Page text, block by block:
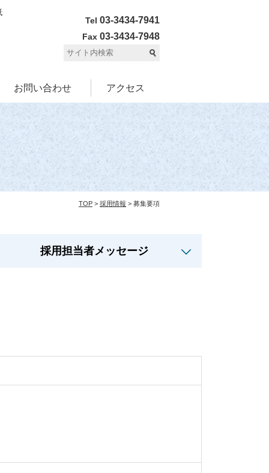
Tel 03-3434-7941
Fax 03-3434-7948
お問い合わせ アクセス
TOP > 採用情報 > 募集要項
採用担当者メッセージ